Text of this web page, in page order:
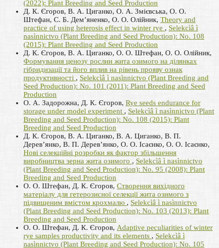
(2022): Plant Breeding and Seed Production
Д. К. Єгоров, В. А. Циганко, О. А. Змієвська, О. О.
Штефан, С. Б. Дем’яненко, О. О. Олійник, Theory and
practice of using heterosis effect in winter rye , Selekcìâ ì
nasìnnictvo (Plant Breeding and Seed Production): No. 108
(2015): Plant Breeding and Seed Production
Д. К. Єгоров, В. А. Циганко, О. О. Штефан, О. О. Олійник,
Формування ценозу рослин жита озимого на ділянках
гібридизації та його вплив на рівень прояву ознак
продуктивності , Selekcìâ ì nasìnnictvo (Plant Breeding and
Seed Production): No. 101 (2011): Plant Breeding and Seed
Production
О. А. Задорожна, Д. К. Єгоров, Rye seeds endurance for
storage under model experiment , Selekcìâ ì nasìnnictvo (Plant
Breeding and Seed Production): No. 108 (2015): Plant
Breeding and Seed Production
Д. К. Єгоров, В. А. Циганко, В. А. Циганко, В. П.
Дерев’янко, В. П. Дерев’янко, О. О. Ісаєнко, О. О. Ісаєнко,
Нові селекційні розробки як фактор збільшення
виробництва зерна жита озимого , Selekcìâ ì nasìnnictvo
(Plant Breeding and Seed Production): No. 95 (2008): Plant
Breeding and Seed Production
О. О. Штефан, Д. К. Єгоров, Створення вихідного
матеріалу для гетерозисної селекції жита озимого з
підвищеним вмістом крохмалю , Selekcìâ ì nasìnnictvo
(Plant Breeding and Seed Production): No. 103 (2013): Plant
Breeding and Seed Production
О. О. Штефан, Д. К. Єгоров, Adaptive peculiarities of winter
rye samples productivity and its elements , Selekcìâ ì
nasìnnictvo (Plant Breeding and Seed Production): No. 105